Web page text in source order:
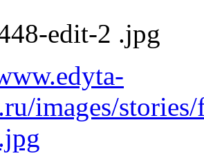
edit-2 .jpg
images/